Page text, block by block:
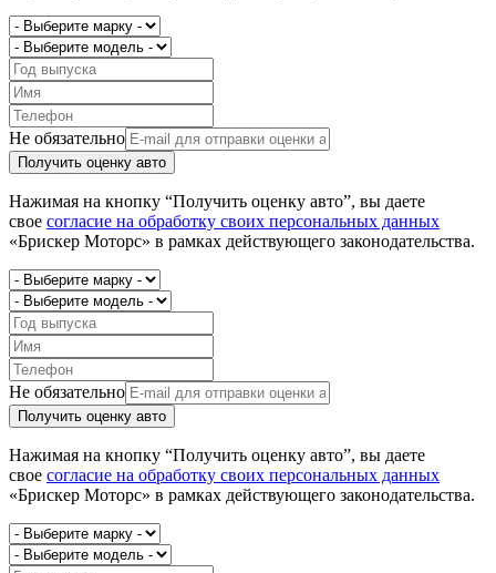
Не обязательно
Получить оценку авто
Нажимая на кнопку “Получить оценку авто”, вы даете
свое согласие на обработку своих персональных данных
«Брискер Моторс» в рамках действующего законодательства.
Не обязательно
Получить оценку авто
Нажимая на кнопку “Получить оценку авто”, вы даете
свое согласие на обработку своих персональных данных
«Брискер Моторс» в рамках действующего законодательства.